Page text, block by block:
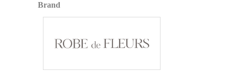
Brand